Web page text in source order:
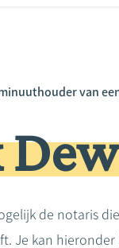
van
de notaris
Je kan